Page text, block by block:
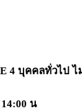
4 บุคคลทั่วไป ไ
14:00 น